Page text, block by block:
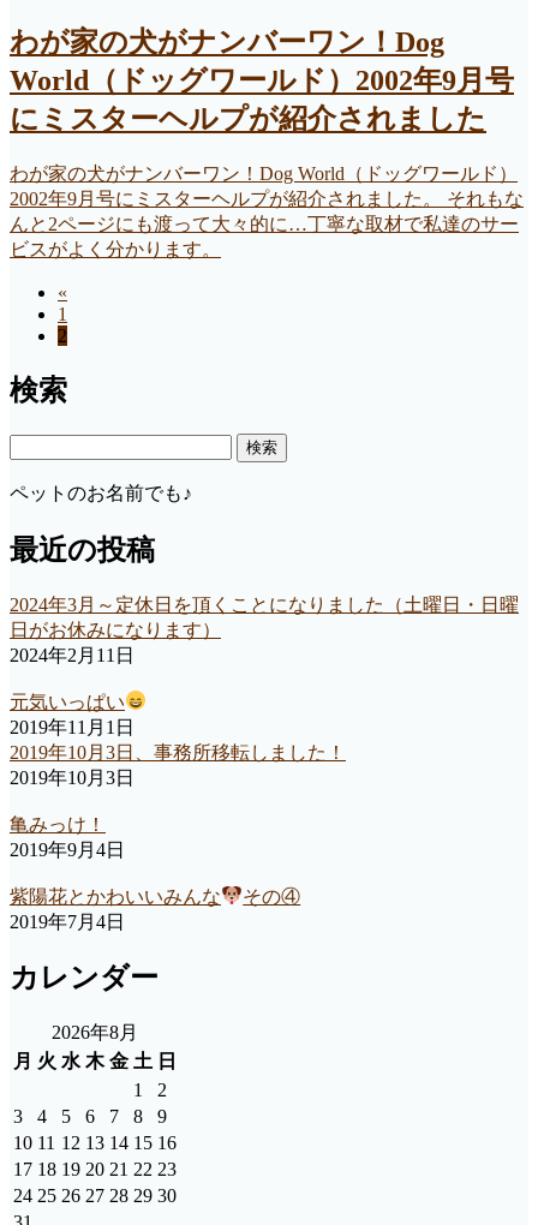
わが家の犬がナンバーワン！Dog
World（ドッグワールド）2002年9月号
にミスターヘルプが紹介されました
わが家の犬がナンバーワン！Dog World（ドッグワールド）
2002年9月号にミスターヘルプが紹介されました。 それもな
んと2ページにも渡って大々的に…丁寧な取材で私達のサー
ビスがよく分かります。
の
ー
ジ
送
り
«
ペ
ー
1
ペ
ジ
2
検索
ペットのお名前でも♪
最近の投稿
2024年3月～定休日を頂くことになりました（土曜日・日曜
日がお休みになります）
2024年2月11日
元気いっぱい
2019年11月1日
2019年10月3日、事務所移転しました！
2019年10月3日
亀みっけ！
2019年9月4日
紫陽花とかわいいみんな
その④
2019年7月4日
カレンダー
2026年8月
月 火 水 木 金 土 日
1
2
3
4 5 6 7 8
9
10 11 12 13 14 15 16
17 18 19 20 21 22 23
24 25 26 27 28 29 30